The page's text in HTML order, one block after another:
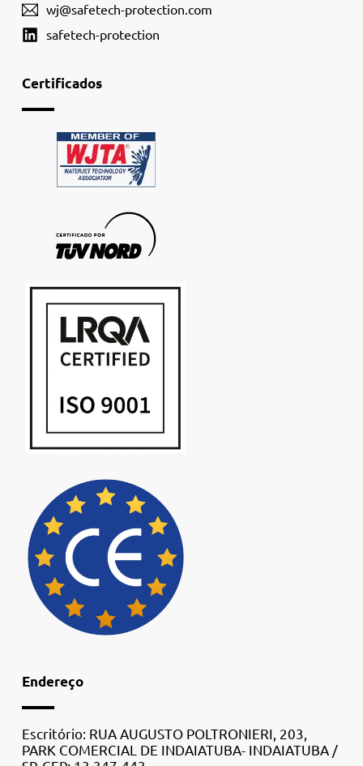
wj@safetech-protection.com
safetech-protection
Certificados
Endereço
Escritório: RUA AUGUSTO POLTRONIERI, 203,
PARK COMERCIAL DE INDAIATUBA- INDAIATUBA /